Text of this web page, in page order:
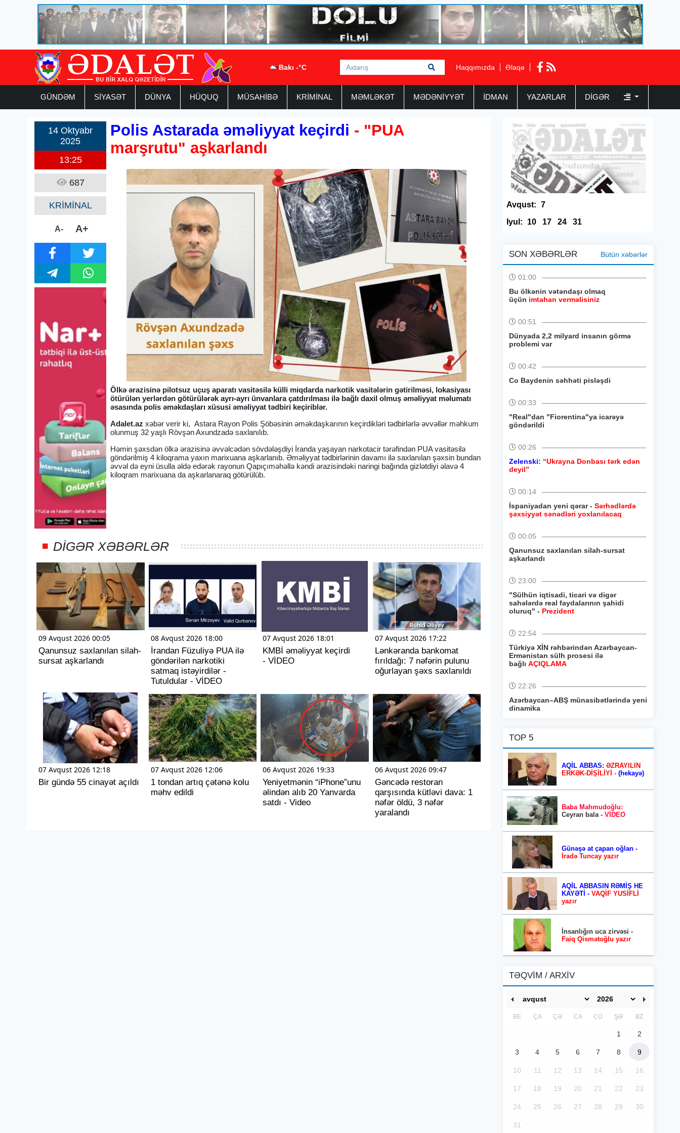
Bakı -°C Haqqımızda Əlaqə
GÜNDƏM SİYASƏT DÜNYA HÜQUQ MÜSAHİBƏ KRİMİNAL MƏMLƏKƏT MƏDƏNİYYƏT İDMAN YAZARLAR DIGƏR
14 Oktyabr
2025
13:25
687
KRİMİNAL
A- A+
Polis Astarada əməliyyat keçirdi - "PUA
marşrutu" aşkarlandı
Ölkə ərazisinə pilotsuz uçuş aparatı vasitəsilə külli miqdarda narkotik vasitələrin gətirilməsi, lokasiyası
ötürülən yerlərdən götürülərək ayrı-ayrı ünvanlara çatdırılması ilə bağlı daxil olmuş əməliyyat məlumatı
əsasında polis əməkdaşları xüsusi əməliyyat tədbiri keçiriblər.
Adalet.azxəbər verir ki, Astara Rayon Polis Şöbəsinin əməkdaşkarının keçirdikləri tədbirlərlə əvvəllər məhkum
olunmuş 32 yaşlı Rövşən Axundzadə saxlanılıb.
Həmin şəxsdən ölkə ərazisinə əvvəlcədən sövdələşdiyi İranda yaşayan narkotacir tərəfindən PUA vasitəsilə
göndərilmiş 4 kiloqrama yaxın marixuana aşkarlanıb. Əməliyyat tədbirlərinin davamı ilə saxlanılan şəxsin bundan
əvvəl də eyni üsulla əldə edərək rayonun Qapıçıməhəllə kəndi ərazisindəki naringi bağında gizlətdiyi əlavə 4
kiloqram marixuana da aşkarlanaraq götürülüb.
DIGƏR XƏBƏRLƏR
09 Avqust 2026 00:05
Qanunsuz saxlanılan silah-
sursat aşkarlandı
08 Avqust 2026 18:00
İrandan Füzuliyə PUA ilə
göndərilən narkotiki
satmaq istəyirdilər -
Tutuldular - VİDEO
07 Avqust 2026 18:01
KMBİ əməliyyat keçirdi
- VİDEO
07 Avqust 2026 17:22
Lənkəranda bankomat
fırıldağı: 7 nəfərin pulunu
oğurlayan şəxs saxlanıldı
07 Avqust 2026 12:18
Bir gündə 55 cinayət açıldı
07 Avqust 2026 12:06
1 tondan artıq çətənə kolu
məhv edildi
06 Avqust 2026 19:33
Yeniyetmənin “iPhone”unu
əlindən alıb 20 Yanvarda
satdı - Video
06 Avqust 2026 09:47
Gəncədə restoran
qarşısında kütləvi dava: 1
nəfər öldü, 3 nəfər
yaralandı
Avqust: 7
Iyul:
10 17 24 31
SON XƏBƏRLƏR Bütün xəbərlər
01:00
Bu ölkənin vətəndaşı olmaq
üçün imtahan verməlisiniz
00:51
Dünyada 2,2 milyard insanın görmə
problemi var
00:42
Co Baydenin səhhəti pisləşdi
00:33
"Real"dan "Fiorentina"ya icarəyə
göndərildi
00:26
Zelenski: “Ukrayna Donbası tərk edən
deyil”
00:14
İspaniyadan yeni qərar - Sərhədlərdə
şəxsiyyət sənədləri yoxlanılacaq
00:05
Qanunsuz saxlanılan silah-sursat
aşkarlandı
23:00
"Sülhün iqtisadi, ticari və digər
sahələrdə real faydalarının şahidi
oluruq" - Prezident
22:54
Türkiyə XİN rəhbərindən Azərbaycan-
Ermənistan sülh prosesi ilə
bağlı AÇIQLAMA
22:26
Azərbaycan–ABŞ münasibətlərində yeni
dinamika
TOP 5
AQİL ABBAS: ƏZRAYILIN
ERKƏK-DİŞİLİYİ - (hekayə)
Baba Mahmudoğlu:
Ceyran bala - VİDEO
Günəşə at çapan oğlan -
İradə Tuncay yazır
AQİL ABBASIN RƏMİŞ HE
KAYƏTİ - VAQİF YUSİFLİ
yazır
İnsanlığın uca zirvəsi -
Faiq Qismətoğlu yazır
TƏQVİM / ARXİV
BE ÇA ÇƏ CA CÜ ŞƏ BZ
1 2
3 4 5 6 7 8 9
10 11 12 13 14 15 16
17 18 19 20 21 22 23
24 25 26 27 28 29 30
31